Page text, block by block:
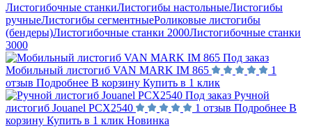
Листогибочные станкиЛистогибы настольныеЛистогибы
ручныеЛистогибы сегментныеРоликовые листогибы
(бендеры)Листогибочные станки 2000Листогибочные станки
3000
Под заказ
Мобильный листогиб VAN MARK IM 865
1
отзыв Подробнее В корзину Купить в 1 клик
Под заказ Ручной
листогиб Jouanel PCX2540
1 отзыв Подробнее В
корзину Купить в 1 клик Новинка